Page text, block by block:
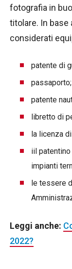
fotografia in
titolare. In base
considerati
patente di
passaporto;
patente
libretto di
la licenza
iil
impianti
le tessere
Leggi anche:
2022?